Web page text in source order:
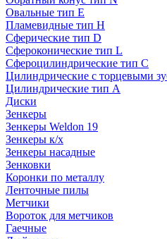
Овальные тип E
Пламевидные тип H
Сферические тип D
Сфероконические тип L
Сфероцилиндрические тип C
Цилиндрические с торцевыми
Цилиндрические тип А
Диски
Зенкеры
Зенкеры Weldon 19
Зенкеры к/х
Зенкеры насадные
Зенковки
Коронки по металлу
Ленточные пилы
Метчики
Вороток для метчиков
Гаечные